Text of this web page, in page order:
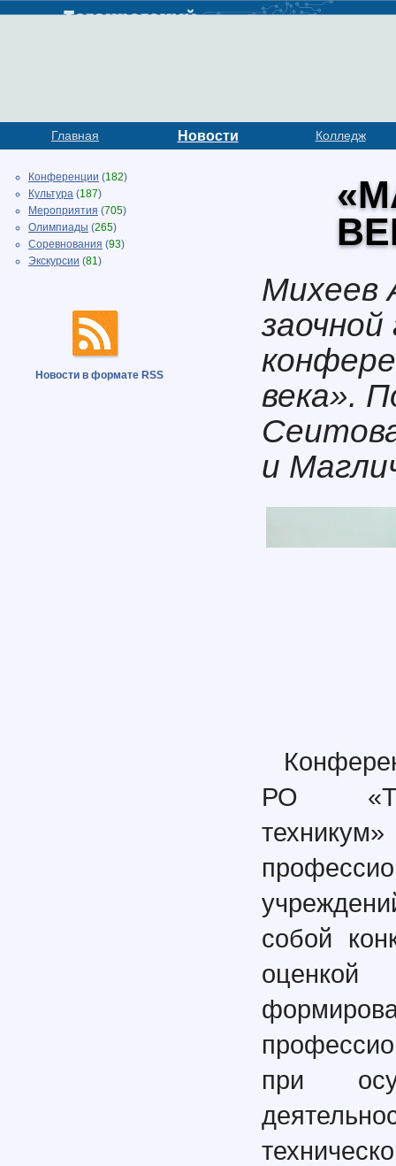
Главная Новости Колледж
Конференции (182)
Культура (187)
Мероприятия (705)
Олимпиады (265)
Соревнования (93)
Экскурсии (81)
Новости в формате RSS
Михеев
заочной
века».
и
РО
собой
при